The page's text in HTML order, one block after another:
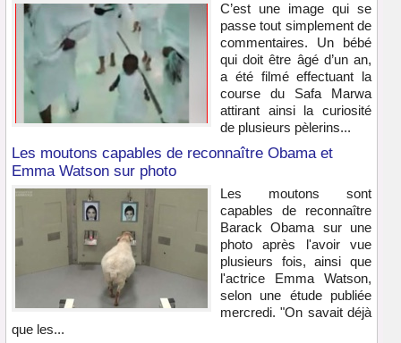
C’est une image qui se
passe tout simplement de
commentaires. Un bébé
qui doit être âgé d’un an,
a été filmé effectuant la
course du Safa Marwa
attirant ainsi la curiosité
de plusieurs pèlerins...
Les moutons capables de reconnaître Obama et
Emma Watson sur photo
Les moutons sont
capables de reconnaître
Barack Obama sur une
photo après l'avoir vue
plusieurs fois, ainsi que
l'actrice Emma Watson,
selon une étude publiée
mercredi. "On savait déjà
que les...